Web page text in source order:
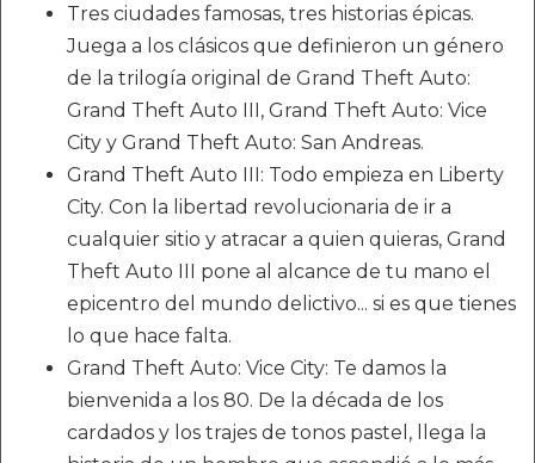
Tres ciudades famosas, tres historias épicas.
Juega a los clásicos que definieron un género
de la trilogía original de Grand Theft Auto:
Grand Theft Auto III, Grand Theft Auto: Vice
City y Grand Theft Auto: San Andreas.
Grand Theft Auto III: Todo empieza en Liberty
City. Con la libertad revolucionaria de ir a
cualquier sitio y atracar a quien quieras, Grand
Theft Auto III pone al alcance de tu mano el
epicentro del mundo delictivo... si es que tienes
lo que hace falta.
Grand Theft Auto: Vice City: Te damos la
bienvenida a los 80. De la década de los
cardados y los trajes de tonos pastel, llega la